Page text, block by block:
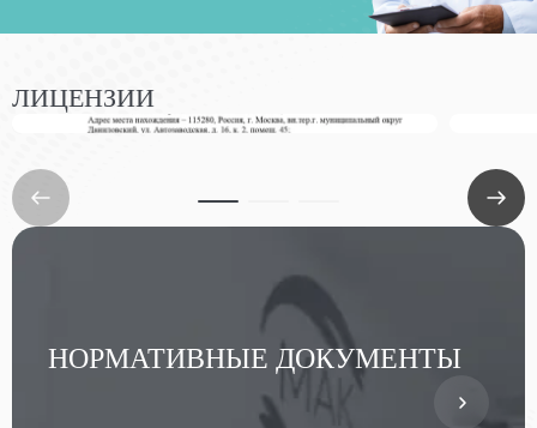
ЛИЦЕНЗИИ
НОРМАТИВНЫЕ ДОКУМЕНТЫ